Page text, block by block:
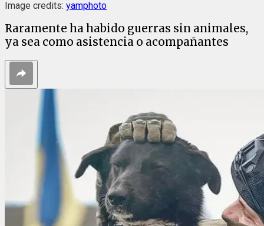
Image credits: yamphoto
Raramente ha habido guerras sin animales,
ya sea como asistencia o acompañantes